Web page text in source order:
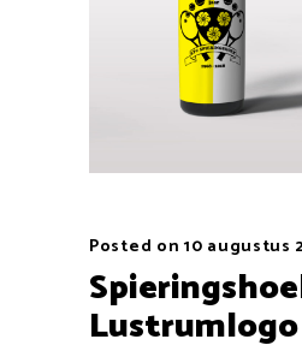
Posted on 10 augustus
Lustrumlogo